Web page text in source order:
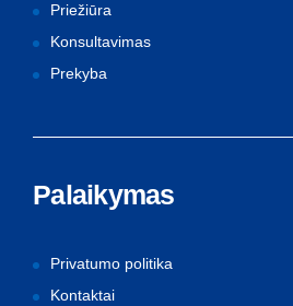
Priežiūra
Konsultavimas
Prekyba
Palaikymas
Privatumo politika
Kontaktai